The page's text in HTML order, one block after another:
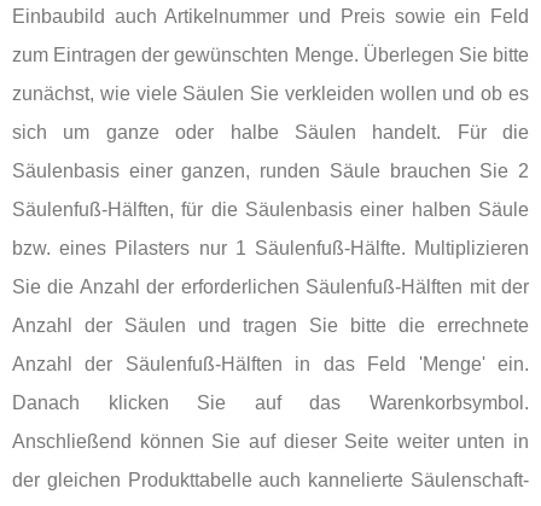
Einbaubild auch Artikelnummer und Preis sowie ein Feld
zum Eintragen der gewünschten Menge. Überlegen Sie bitte
zunächst, wie viele Säulen Sie verkleiden wollen und ob es
sich um ganze oder halbe Säulen handelt. Für die
Säulenbasis einer ganzen, runden Säule brauchen Sie 2
Säulenfuß-Hälften, für die Säulenbasis einer halben Säule
bzw. eines Pilasters nur 1 Säulenfuß-Hälfte. Multiplizieren
Sie die Anzahl der erforderlichen Säulenfuß-Hälften mit der
Anzahl der Säulen und tragen Sie bitte die errechnete
Anzahl der Säulenfuß-Hälften in das Feld 'Menge' ein.
Danach klicken Sie auf das Warenkorbsymbol.
Anschließend können Sie auf dieser Seite weiter unten in
der gleichen Produkttabelle auch kannelierte Säulenschaft-